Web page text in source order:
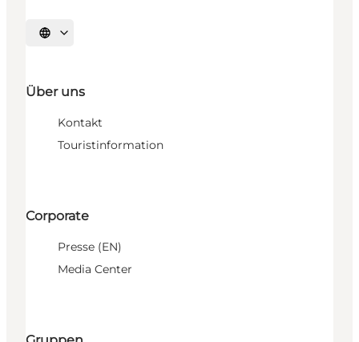
Sprache auswählen
Über uns
Kontakt
Touristinformation
Corporate
Presse (EN)
Media Center